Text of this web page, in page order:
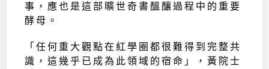
事，應也是這部曠世奇書醞釀過程中的重要
酵母。
「任何重大觀點在紅學圈都很難得到完整共
識，這幾乎已成為此領域的宿命」，黃院士